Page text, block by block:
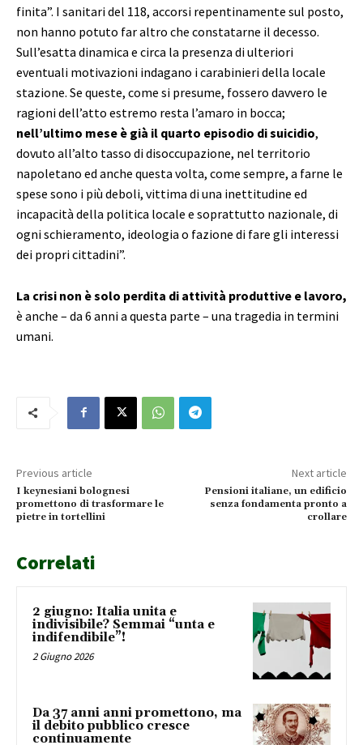
finita”. I sanitari del 118, accorsi repentinamente sul posto,
non hanno potuto far altro che constatarne il decesso.
Sull’esatta dinamica e circa la presenza di ulteriori
eventuali motivazioni indagano i carabinieri della locale
stazione. Se queste, come si presume, fossero davvero le
ragioni dell’atto estremo resta l’amaro in bocca;
nell’ultimo mese è già il quarto episodio di suicidio,
dovuto all’alto tasso di disoccupazione, nel territorio
napoletano ed anche questa volta, come sempre, a farne le
spese sono i più deboli, vittima di una inettitudine ed
incapacità della politica locale e soprattutto nazionale, di
ogni schieramento, ideologia o fazione di fare gli interessi
dei propri cittadini”.
La crisi non è solo perdita di attività produttive e lavoro,
è anche – da 6 anni a questa parte – una tragedia in termini
umani.
Previous article
I keynesiani bolognesi
promettono di trasformare le
pietre in tortellini
Next article
Pensioni italiane, un edificio
senza fondamenta pronto a
crollare
Correlati
2 giugno: Italia unita e
indivisibile? Semmai “unta e
indifendibile”!
2 Giugno 2026
Da 37 anni anni promettono, ma
il debito pubblico cresce
continuamente